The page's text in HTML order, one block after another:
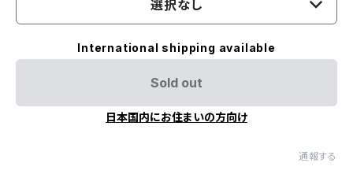
選択なし
International shipping available
Sold out
日本国内にお住まいの方向け
通報する